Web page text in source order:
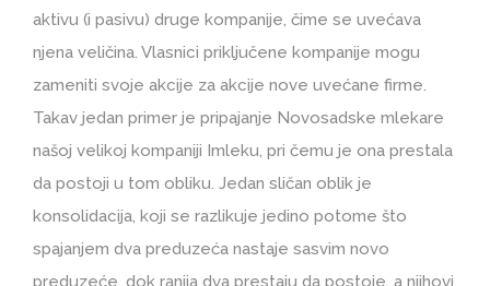
aktivu (i pasivu) druge kompanije, čime se uvećava
njena veličina. Vlasnici priključene kompanije mogu
zameniti svoje akcije za akcije nove uvećane firme.
Takav jedan primer je pripajanje Novosadske mlekare
našoj velikoj kompaniji Imleku, pri čemu je ona prestala
da postoji u tom obliku. Jedan sličan oblik je
konsolidacija, koji se razlikuje jedino potome što
spajanjem dva preduzeća nastaje sasvim novo
preduzeće, dok ranija dva prestaju da postoje, a njihovi